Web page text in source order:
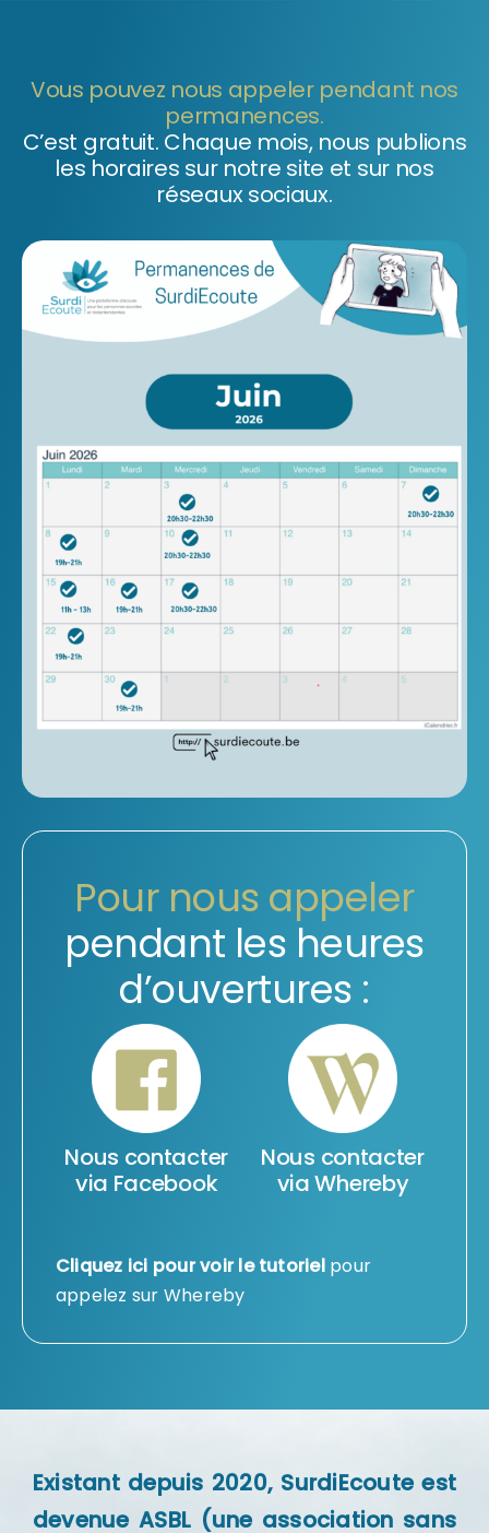
Vous pouvez nous appeler pendant nos
permanences.
C’est gratuit. Chaque mois, nous publions
les horaires sur notre site et sur nos
réseaux sociaux.
Pour nous appeler
pendant les heures
d’ouvertures :
Nous contacter
via Facebook
Nous contacter
via Whereby
Cliquez ici pour voir letutoriel pour
appelez sur Whereby
Existant depuis 2020, SurdiEcoute est
devenue ASBL (une association sans